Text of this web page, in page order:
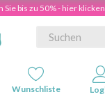
Sie bis zu 50% - hier klicken